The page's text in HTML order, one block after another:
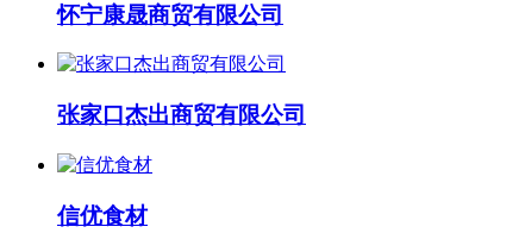
怀宁康晟商贸有限公司
张家口杰出商贸有限公司
信优食材